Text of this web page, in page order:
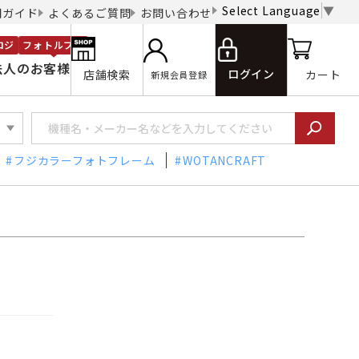
イド よくあるご質問 お問い合わせ Select Language ▼
のお客様
ジ フォトルプロ
店舗検索 新規会員登録 ログイン カート
フジカラーフォトフレーム WOTANCRAFT